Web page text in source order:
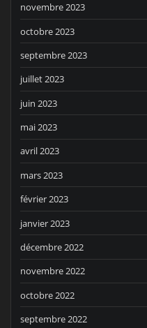
novembre 2023
octobre 2023
septembre 2023
juillet 2023
juin 2023
mai 2023
avril 2023
mars 2023
février 2023
janvier 2023
décembre 2022
novembre 2022
octobre 2022
septembre 2022